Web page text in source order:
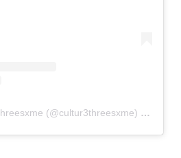
(@cultur3threesxme) 17 Июн